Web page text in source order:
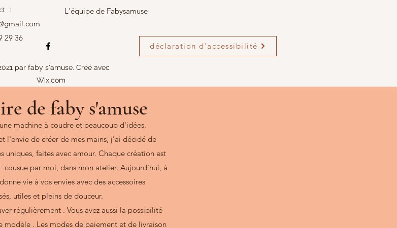
L'équipe de Fabysamuse
:
29 36
déclaration d'accessibilité
par faby s'amuse. Créé avec
Wix.com
de faby s'amuse
machine à coudre et beaucoup d'idées.
l'envie de créer de mes mains, j'ai décidé de
uniques, faites avec amour. Chaque création est
cousue par moi, dans mon atelier. Aujourd'hui, à
vie à vos envies avec des accessoires
utiles et pleins de douceur.
régulièrement . Vous avez aussi la possibilité
modèle . Les modes de paiement et de livraison